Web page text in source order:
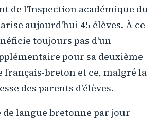
de l'Inspection académique du
aujourd'hui 45 élèves. À ce
toujours pas d'un
pour sa deuxième
français-breton et ce, malgré la
des parents d'élèves.
langue bretonne par jour